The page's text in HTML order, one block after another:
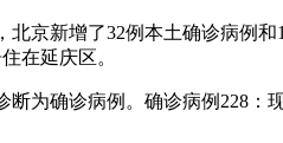
京新增了32例本土确诊病
在延庆区。
为确诊病例。确诊病例228